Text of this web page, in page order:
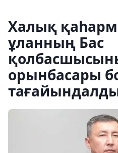
Халық
ұланның Бас
орынбасары